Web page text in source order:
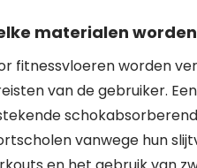
materialen
fitnessvloeren worden
van de gebruiker.
vanwege hun